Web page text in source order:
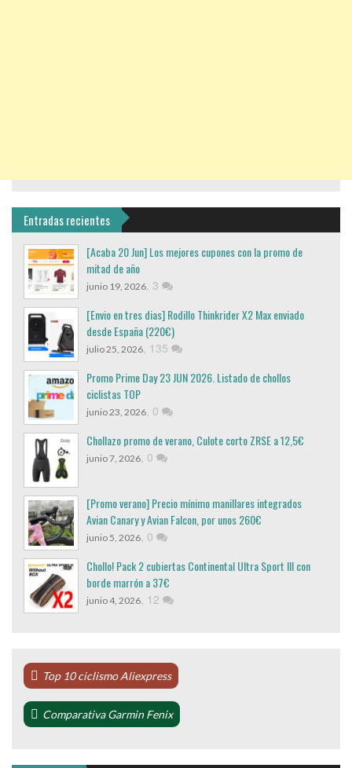
Entradas recientes
[Acaba 20 Jun] Los mejores cupones con la promo de
mitad de año
junio 19, 2026, 3
[Envio en tres dias] Rodillo Thinkrider X2 Max enviado
desde España (220€)
julio 25, 2026, 135
Promo Prime Day 23 JUN 2026. Listado de chollos
ciclistas TOP
junio 23, 2026, 0
Chollazo promo de verano, Culote corto ZRSE a 12,5€
junio 7, 2026, 0
[Promo verano] Precio mínimo manillares integrados
Avian Canary y Avian Falcon, por unos 260€
junio 5, 2026, 0
Chollo! Pack 2 cubiertas Continental Ultra Sport III con
borde marrón a 37€
junio 4, 2026, 12
Top 10 ciclismo Aliexpress
Comparativa Garmin Fenix